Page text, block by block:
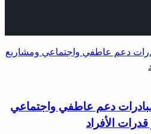
دعم عاطفي واجتماعي
الأفراد